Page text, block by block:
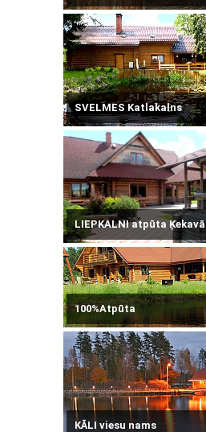
SVELMES Katlakalns
LIEPKALNI atpūta Ķekavā
100%Atpūta
KĀLI viesu nams